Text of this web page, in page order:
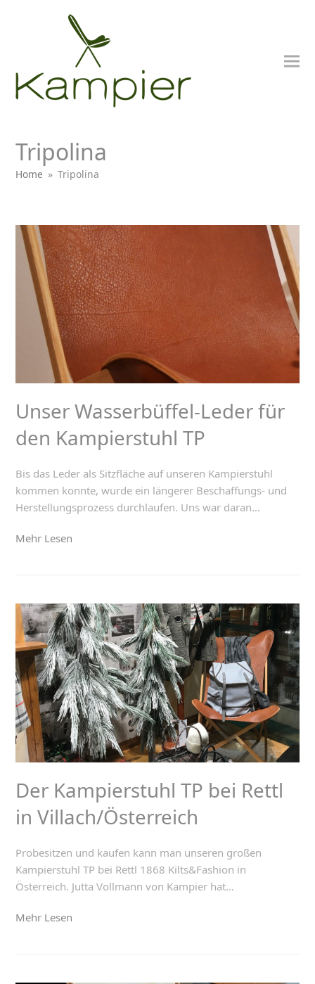
Tripolina
Home » Tripolina
Unser Wasserbüffel-Leder für
den Kampierstuhl TP
Bis das Leder als Sitzfläche auf unseren Kampierstuhl
kommen konnte, wurde ein längerer Beschaffungs- und
Herstellungsprozess durchlaufen. Uns war daran…
Mehr Lesen
Der Kampierstuhl TP bei Rettl
in Villach/Österreich
Probesitzen und kaufen kann man unseren großen
Kampierstuhl TP bei Rettl 1868 Kilts&Fashion in
Österreich. Jutta Vollmann von Kampier hat…
Mehr Lesen